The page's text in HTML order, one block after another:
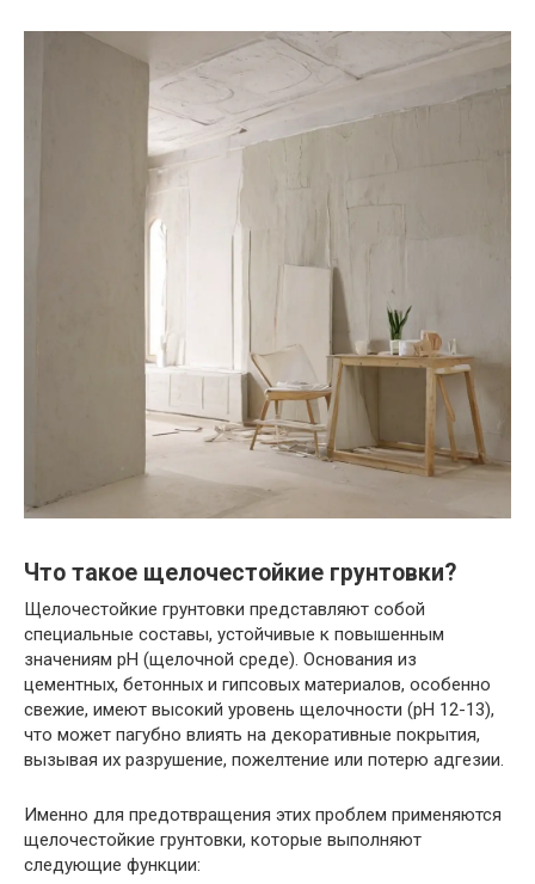
Что такое щелочестойкие грунтовки?
Щелочестойкие грунтовки представляют собой
специальные составы, устойчивые к повышенным
значениям pH (щелочной среде). Основания из
цементных, бетонных и гипсовых материалов, особенно
свежие, имеют высокий уровень щелочности (pH 12-13),
что может пагубно влиять на декоративные покрытия,
вызывая их разрушение, пожелтение или потерю адгезии.
Именно для предотвращения этих проблем применяются
щелочестойкие грунтовки, которые выполняют
следующие функции: